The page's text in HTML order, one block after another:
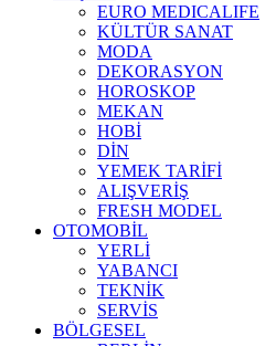
EURO MEDICALIFE
KÜLTÜR SANAT
MODA
DEKORASYON
HOROSKOP
MEKAN
HOBİ
DİN
YEMEK TARİFİ
ALIŞVERİŞ
FRESH MODEL
OTOMOBİL
YERLİ
YABANCI
TEKNİK
SERVİS
BÖLGESEL